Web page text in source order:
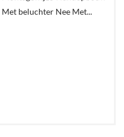
Met beluchter Nee Met...